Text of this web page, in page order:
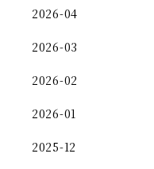
2026-04
2026-03
2026-02
2026-01
2025-12